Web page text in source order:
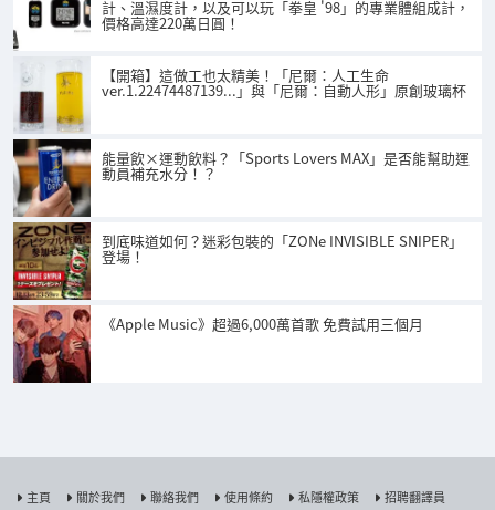
計、溫濕度計，以及可以玩「拳皇 '98」的專業體組成計，
價格高達220萬日圓！
【開箱】這做工也太精美！「尼爾：人工生命
ver.1.22474487139...」與「尼爾：自動人形」原創玻璃杯
能量飲×運動飲料？「Sports Lovers MAX」是否能幫助運
動員補充水分！？
到底味道如何？迷彩包裝的「ZONe INVISIBLE SNIPER」
登場！
《Apple Music》超過6,000萬首歌 免費試用三個月
主頁 關於我們 聯絡我們 使用條約 私隱權政策 招聘翻譯員